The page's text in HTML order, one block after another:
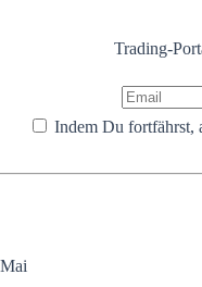
Trading-
Indem Du fortfährst,